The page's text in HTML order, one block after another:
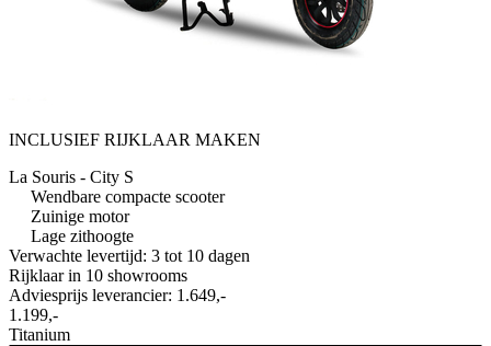
INCLUSIEF RIJKLAAR MAKEN
La Souris - City S
Wendbare compacte scooter
Zuinige motor
Lage zithoogte
Verwachte levertijd: 3 tot 10 dagen
Rijklaar in 10 showrooms
Adviesprijs leverancier: 1.649,-
1.199,-
Titanium